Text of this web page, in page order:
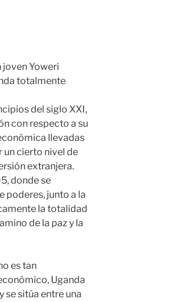
joven Yoweri
totalmente
del siglo XXI,
con respecto a su
llevadas
un cierto nivel de
extranjera.
donde se
poderes, junto a la
la totalidad
de la paz y la
es tan
Uganda
se sitúa entre una